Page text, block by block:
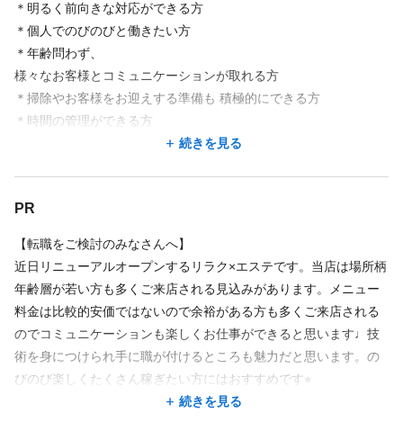
全てのメニュー50パーセントの歩合支給になります。
収入例
【入社3年目】528000円
【入社5年目】680000円
バック率は指名数、出勤数により上がります。下がることはあり
⭐︎研修時給、保証時給あり
アルバイト、正社員への変更もあります！
・未経験者歓迎
・人と接するのが好きな方
・向上心のある方
・週3〜働ける方
東京都 新宿区 歌舞伎町2-42-11 カーサ新宿６０７
東新宿駅 徒歩 7分
＊明るく前向きな対応ができる方
＊個人でのびのびと働きたい方
＊年齢問わず、
様々なお客様とコミュニケーションが取れる方
＊掃除やお客様をお迎えする準備も 積極的にできる方
＊時間の管理ができる方
＊夜の時間帯（終電前まで、始発まで）働ける方大歓迎
有できる方を探しています♩
続きを見る
PR
【転職をご検討のみなさんへ】
近日リニューアルオープンするリラク×エステです。当店は場所柄
年齢層が若い方も多くご来店される見込みがあります。メニュー
料金は比較的安価ではないので余裕がある方も多くご来店される
のでコミュニケーションも楽しくお仕事ができると思います♩技
術を身につけられ手に職が付けるところも魅力だと思います。の
びのび楽しくたくさん稼ぎたい方にはおすすめです⭐︎
入社後も定期的に講習を行っていくので安心して働けます。
続きを見る